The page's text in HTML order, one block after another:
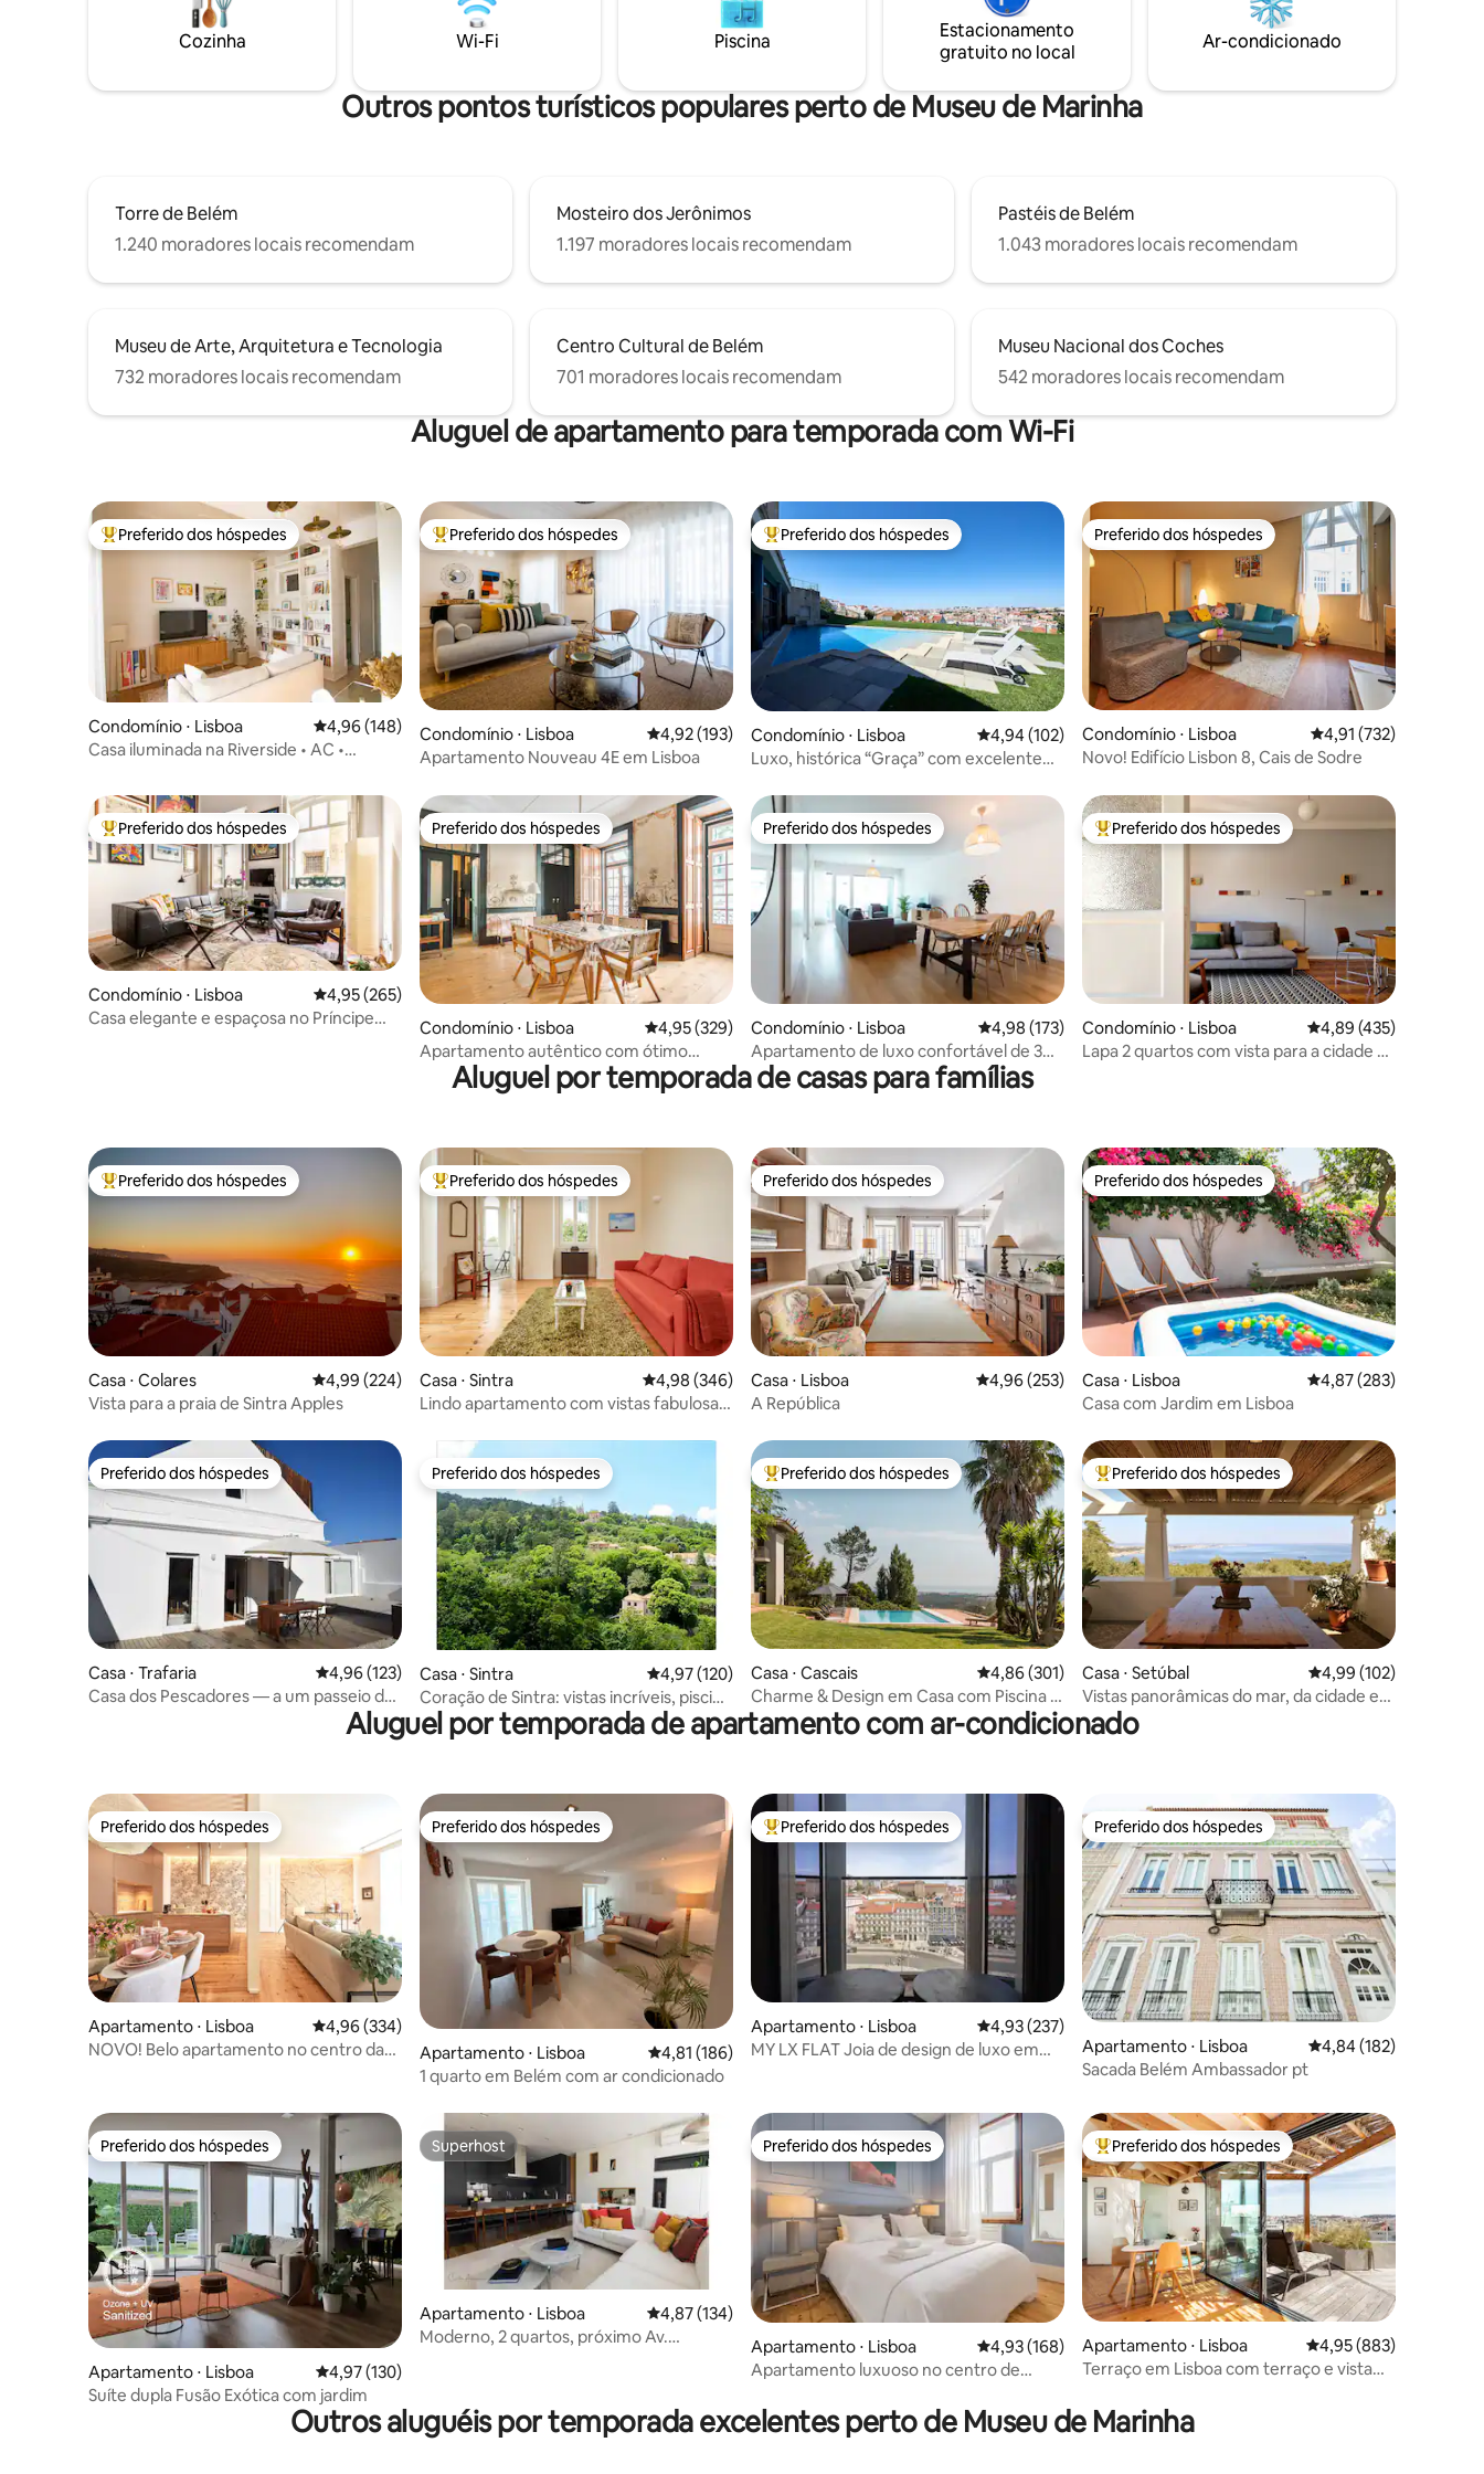
aquecida, espreguiçadeiras e mesa.
você pode jantar, fazer compras e
desfrutar do melhor que Lisboa tem a
oferecer!
comboio. Ar condicionado e piso
aquecido em todas as áreas, TV 4K e box
independente por suíte.
verão, da casa na árvore e de uma
cozinha funcional. Suba as escadas
históricas até às vistas mais
Cozinha Wi-Fi Piscina
Estacionamento
gratuito no local
Ar-condicionado
Outros pontos turísticos populares perto de Museu de Marinha
Torre de Belém
1.240 moradores locais recomendam
Mosteiro dos Jerônimos
1.197 moradores locais recomendam
Pastéis de Belém
1.043 moradores locais recomendam
Museu de Arte, Arquitetura e Tecnologia
732 moradores locais recomendam
Centro Cultural de Belém
701 moradores locais recomendam
Museu Nacional dos Coches
542 moradores locais recomendam
Aluguel de apartamento para temporada com Wi-Fi
Entre os melhores preferidos dos hóspedes
Preferido dos hóspedes
Condomínio ⋅ Lisboa 4,96 de uma avaliação média de 5, 148 avaliações
4,96 (148)
Casa iluminada na Riverside • AC •
Entre os melhores preferidos dos hóspedes
Preferido dos hóspedes
Condomínio ⋅ Lisboa 4,92 de uma avaliação média de 5, 193 avaliações
4,92 (193)
Apartamento Nouveau 4E em Lisboa
Entre os melhores preferidos dos hóspedes
Preferido dos hóspedes
Condomínio ⋅ Lisboa 4,94 de uma avaliação média de 5, 102 avaliações
4,94 (102)
Luxo, histórica “Graça” com excelente
Preferido dos hóspedes
Preferido dos hóspedes
Condomínio ⋅ Lisboa 4,91 de uma avaliação
4,91 (732)
Novo! Edifício Lisbon 8, Cais de Sodre
Entre os melhores preferidos dos hóspedes
Preferido dos hóspedes
Condomínio ⋅ Lisboa 4,95 de uma avaliação média de 5, 265 avaliações
4,95 (265)
Casa elegante e espaçosa no Príncipe
Preferido dos hóspedes
Preferido dos hóspedes
Condomínio ⋅ Lisboa 4,95 de uma avaliação média de 5, 329 avaliações
4,95 (329)
Apartamento autêntico com ótimo
terraço, Alfama
Preferido dos hóspedes
Preferido dos hóspedes
Condomínio ⋅ Lisboa 4,98 de uma avaliação média de 5, 173 avaliações
4,98 (173)
Apartamento de luxo confortável de 3
camas
Entre os melhores preferidos dos hóspedes
Preferido dos hóspedes
Condomínio ⋅ Lisboa 4,89 de uma avaliação
4,89 (435)
Lapa 2 quartos com vista para a cidade e
Aluguel por temporada de casas para famílias
Entre os melhores preferidos dos hóspedes
Preferido dos hóspedes
Casa ⋅ Colares 4,99 de uma avaliação média de 5, 224 avaliações
4,99 (224)
Vista para a praia de Sintra Apples
Entre os melhores preferidos dos hóspedes
Preferido dos hóspedes
Casa ⋅ Sintra 4,98 de uma avaliação média de 5, 346 avaliações
4,98 (346)
Lindo apartamento com vistas fabulosas!
Preferido dos hóspedes
Preferido dos hóspedes
Casa ⋅ Lisboa 4,96 de uma avaliação média de 5, 253 avaliações
4,96 (253)
A República
Preferido dos hóspedes
Preferido dos hóspedes
Casa ⋅ Lisboa 4,87 de uma avaliação
4,87 (283)
Casa com Jardim em Lisboa
Preferido dos hóspedes
Preferido dos hóspedes
Casa ⋅ Trafaria 4,96 de uma avaliação média de 5, 123 avaliações
4,96 (123)
Casa dos Pescadores — a um passeio de
Preferido dos hóspedes
Preferido dos hóspedes
Casa ⋅ Sintra 4,97 de uma avaliação média de 5, 120 avaliações
4,97 (120)
Coração de Sintra: vistas incríveis, piscina
e jardim
Entre os melhores preferidos dos hóspedes
Preferido dos hóspedes
Casa ⋅ Cascais 4,86 de uma avaliação média de 5, 301 avaliações
4,86 (301)
Charme & Design em Casa com Piscina e
Vista Magnífica de Mar e Montanha
Entre os melhores preferidos dos hóspedes
Preferido dos hóspedes
Casa ⋅ Setúbal 4,99 de uma avaliação
4,99 (102)
Vistas panorâmicas do mar, da cidade e
do castelo de São Filipe
Aluguel por temporada de apartamento com ar-condicionado
Preferido dos hóspedes
Preferido dos hóspedes
Apartamento ⋅ Lisboa 4,96 de uma avaliação média de 5, 334 avaliações
4,96 (334)
NOVO! Belo apartamento no centro da
Preferido dos hóspedes
Preferido dos hóspedes
Apartamento ⋅ Lisboa 4,81 de uma avaliação média de 5, 186 avaliações
4,81 (186)
1 quarto em Belém com ar condicionado
Entre os melhores preferidos dos hóspedes
Preferido dos hóspedes
Apartamento ⋅ Lisboa 4,93 de uma avaliação média de 5, 237 avaliações
4,93 (237)
MY LX FLAT Joia de design de luxo em
Preferido dos hóspedes
Preferido dos hóspedes
Apartamento ⋅ Lisboa 4,84 de uma avaliação
4,84 (182)
Sacada Belém Ambassador pt
Preferido dos hóspedes
Preferido dos hóspedes
Apartamento ⋅ Lisboa 4,97 de uma avaliação média de 5, 130 avaliações
4,97 (130)
Suíte dupla Fusão Exótica com jardim
Superhost
Superhost
Apartamento ⋅ Lisboa 4,87 de uma avaliação média de 5, 134 avaliações
4,87 (134)
Moderno, 2 quartos, próximo Av.
Preferido dos hóspedes
Preferido dos hóspedes
Apartamento ⋅ Lisboa 4,93 de uma avaliação média de 5, 168 avaliações
4,93 (168)
Apartamento luxuoso no centro de
Entre os melhores preferidos dos hóspedes
Preferido dos hóspedes
Apartamento ⋅ Lisboa 4,95 de uma avaliação
4,95 (883)
Terraço em Lisboa com terraço e vista
Outros aluguéis por temporada excelentes perto de Museu de Marinha